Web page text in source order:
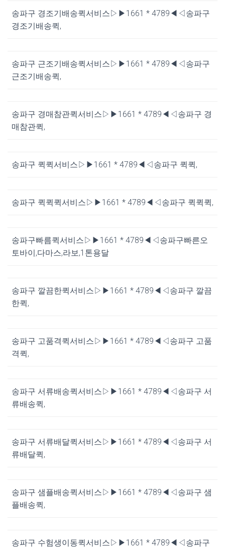
송파구 경조기배송퀵서비스▷▶1661 * 4789◀◁송파구
경조기배송퀵,
송파구 근조기배송퀵서비스▷▶1661 * 4789◀◁송파구
근조기배송퀵,
송파구 경매참관퀵서비스▷▶1661 * 4789◀◁송파구 경
매참관퀵,
송파구 퀵퀵서비스▷▶1661 * 4789◀◁송파구 퀵퀵,
송파구 퀵퀵퀵서비스▷▶1661 * 4789◀◁송파구 퀵퀵퀵,
송파구빠름퀵서비스▷▶1661 * 4789◀◁송파구빠른오
토바이,다마스,라보,1톤용달
송파구 깔끔한퀵서비스▷▶1661 * 4789◀◁송파구 깔끔
한퀵,
송파구 고품격퀵서비스▷▶1661 * 4789◀◁송파구 고품
격퀵,
송파구 서류배송퀵서비스▷▶1661 * 4789◀◁송파구 서
류배송퀵,
송파구 서류배달퀵서비스▷▶1661 * 4789◀◁송파구 서
류배달퀵,
송파구 샘플배송퀵서비스▷▶1661 * 4789◀◁송파구 샘
플배송퀵,
송파구 수험생이동퀵서비스▷▶1661 * 4789◀◁송파구